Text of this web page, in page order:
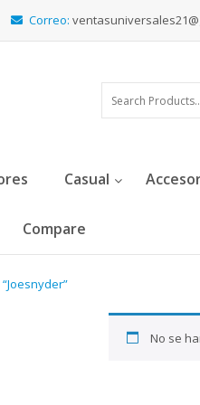
Correo:
Casual
Compare
No se